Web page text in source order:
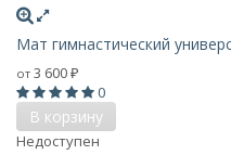
Мат гимнастический
от 3 600 ₽
0
В корзину
Недоступен